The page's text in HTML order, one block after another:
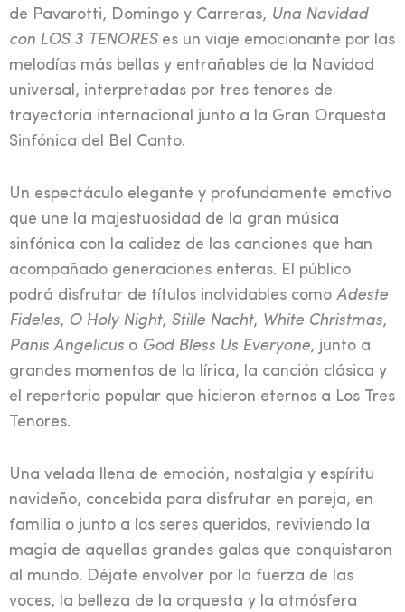
de Pavarotti, Domingo y Carreras, Una Navidad
con LOS 3 TENORESes un viaje emocionante por las
melodías más bellas y entrañables de la Navidad
universal, interpretadas por tres tenores de
trayectoria internacional junto a la Gran Orquesta
Sinfónica del Bel Canto.
Un espectáculo elegante y profundamente emotivo
que une la majestuosidad de la gran música
sinfónica con la calidez de las canciones que han
acompañado generaciones enteras. El público
podrá disfrutar de títulos inolvidables como Adeste
Fideles, O Holy Night, Stille Nacht, White Christmas,
Panis Angelicus o God Bless Us Everyone, junto a
grandes momentos de la lírica, la canción clásica y
el repertorio popular que hicieron eternos a Los Tres
Tenores.
Una velada llena de emoción, nostalgia y espíritu
navideño, concebida para disfrutar en pareja, en
familia o junto a los seres queridos, reviviendo la
magia de aquellas grandes galas que conquistaron
al mundo. Déjate envolver por la fuerza de las
voces, la belleza de la orquesta y la atmósfera